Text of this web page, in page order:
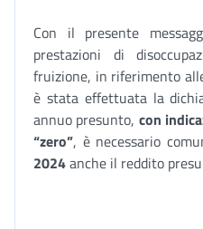
Con il presente
prestazioni di
fruizione, in riferimento
è stata effettuata la
annuo presunto, con
“zero”, è necessario
2024anche il reddito